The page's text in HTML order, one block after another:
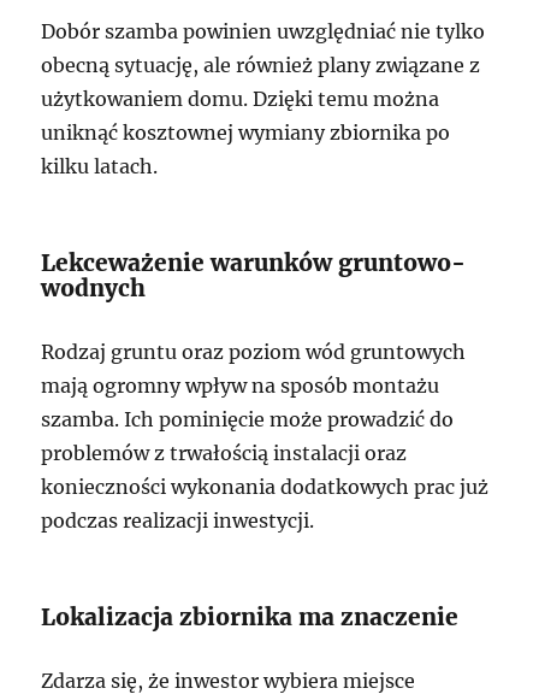
Dobór szamba powinien uwzględniać nie tylko
obecną sytuację, ale również plany związane z
użytkowaniem domu. Dzięki temu można
uniknąć kosztownej wymiany zbiornika po
kilku latach.
Lekceważenie warunków gruntowo-
wodnych
Rodzaj gruntu oraz poziom wód gruntowych
mają ogromny wpływ na sposób montażu
szamba. Ich pominięcie może prowadzić do
problemów z trwałością instalacji oraz
konieczności wykonania dodatkowych prac już
podczas realizacji inwestycji.
Lokalizacja zbiornika ma znaczenie
Zdarza się, że inwestor wybiera miejsce